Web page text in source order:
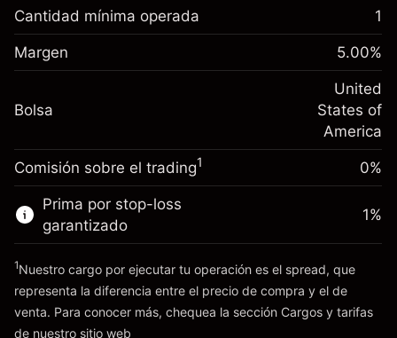
Ajuste de financiamiento
nocturno
Cargos por el valor total de la
posición
%
(-$4.31)
Tamaño de la operación con apalancamiento
~$20,000.00
$19,000.00
Ir a la plataforma
Margen. Tu inversión
$1,000.00
Ajuste de financiamiento
-0.000654
%
(-$0.13)
Tamaño de la operación con apalancamiento
~$20,000.00
Dinero del apalancamiento ~ $
Cantidad mínima operada 1
Margen 5.00%
Bolsa
United
States of
America
Comisión sobre el trading1 0%
Prima por stop-loss
garantizado
Cargos
1%
1Nuestro cargo por ejecutar tu operación es el spread, que
representa la diferencia entre el precio de compra y el de
venta. Para conocer más, chequea la sección Cargos y tarifas
de nuestro sitio web